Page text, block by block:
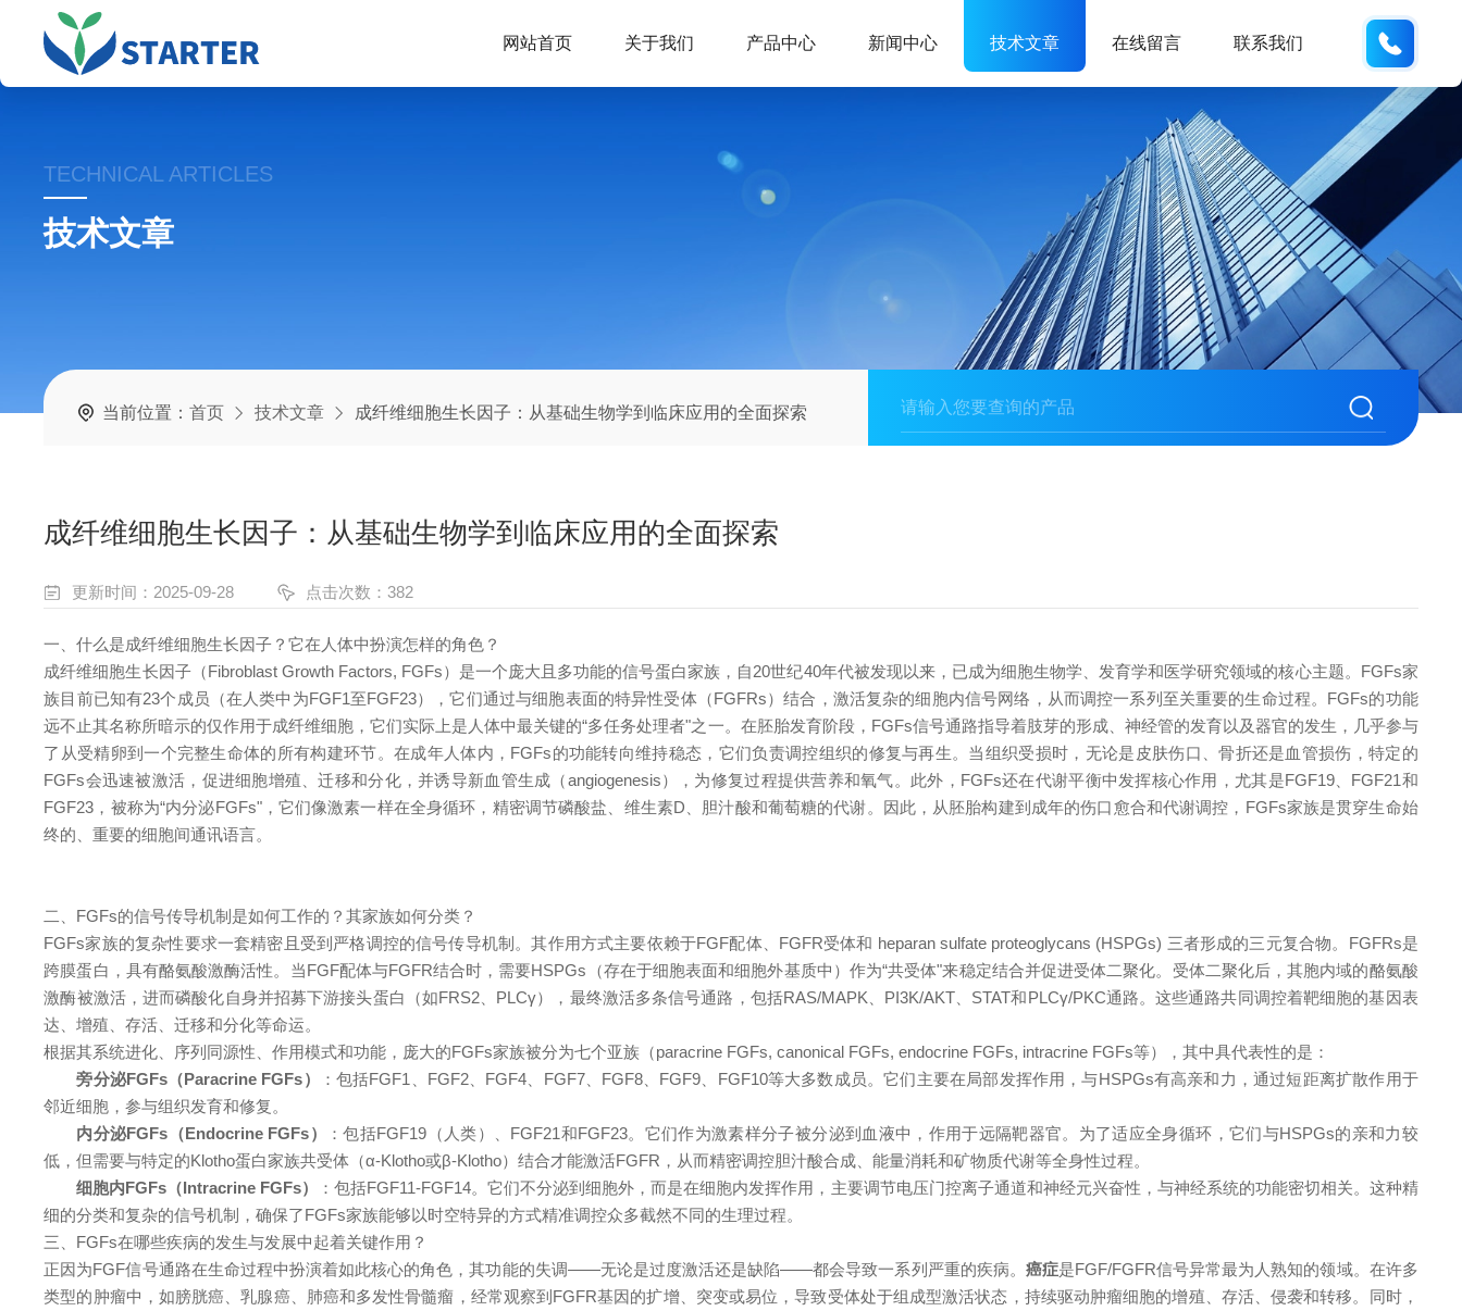
网站首页 关于我们 产品中心 新闻中心 技术文章 在线留言 联系我们
TECHNICAL ARTICLES
技术文章
当前位置：首页 技术文章 成纤维细胞生长因子：从基础生物学到临床应用的全面探索
成纤维细胞生长因子：从基础生物学到临床应用的全面探索
更新时间：2025-09-28 点击次数：382
一、什么是成纤维细胞生长因子？它在人体中扮演怎样的角色？
成纤维细胞生长因子（Fibroblast Growth Factors, FGFs）是一个庞大且多功能的信号蛋白家族，自20世纪40年代被发现以来，已成为细胞生物学、发育学和医学研究领域的核心主题。FGFs家
族目前已知有23个成员（在人类中为FGF1至FGF23），它们通过与细胞表面的特异性受体（FGFRs）结合，激活复杂的细胞内信号网络，从而调控一系列至关重要的生命过程。FGFs的功能
远不止其名称所暗示的仅作用于成纤维细胞，它们实际上是人体中最关键的“多任务处理者"之一。在胚胎发育阶段，FGFs信号通路指导着肢芽的形成、神经管的发育以及器官的发生，几乎参与
了从受精卵到一个完整生命体的所有构建环节。在成年人体内，FGFs的功能转向维持稳态，它们负责调控组织的修复与再生。当组织受损时，无论是皮肤伤口、骨折还是血管损伤，特定的
FGFs会迅速被激活，促进细胞增殖、迁移和分化，并诱导新血管生成（angiogenesis），为修复过程提供营养和氧气。此外，FGFs还在代谢平衡中发挥核心作用，尤其是FGF19、FGF21和
FGF23，被称为“内分泌FGFs"，它们像激素一样在全身循环，精密调节磷酸盐、维生素D、胆汁酸和葡萄糖的代谢。因此，从胚胎构建到成年的伤口愈合和代谢调控，FGFs家族是贯穿生命始
终的、重要的细胞间通讯语言。
二、FGFs的信号传导机制是如何工作的？其家族如何分类？
FGFs家族的复杂性要求一套精密且受到严格调控的信号传导机制。其作用方式主要依赖于FGF配体、FGFR受体和 heparan sulfate proteoglycans (HSPGs) 三者形成的三元复合物。FGFRs是
跨膜蛋白，具有酪氨酸激酶活性。当FGF配体与FGFR结合时，需要HSPGs（存在于细胞表面和细胞外基质中）作为“共受体"来稳定结合并促进受体二聚化。受体二聚化后，其胞内域的酪氨酸
激酶被激活，进而磷酸化自身并招募下游接头蛋白（如FRS2、PLCγ），最终激活多条信号通路，包括RAS/MAPK、PI3K/AKT、STAT和PLCγ/PKC通路。这些通路共同调控着靶细胞的基因表
达、增殖、存活、迁移和分化等命运。
根据其系统进化、序列同源性、作用模式和功能，庞大的FGFs家族被分为七个亚族（paracrine FGFs, canonical FGFs, endocrine FGFs, intracrine FGFs等），其中具代表性的是：
旁分泌FGFs（Paracrine FGFs）
：包括FGF1、FGF2、FGF4、FGF7、FGF8、FGF9、FGF10等大多数成员。它们主要在局部发挥作用，与HSPGs有高亲和力，通过短距离扩散作用于
邻近细胞，参与组织发育和修复。
内分泌FGFs（Endocrine FGFs）
：包括FGF19（人类）、FGF21和FGF23。它们作为激素样分子被分泌到血液中，作用于远隔靶器官。为了适应全身循环，它们与HSPGs的亲和力较
低，但需要与特定的Klotho蛋白家族共受体（α-Klotho或β-Klotho）结合才能激活FGFR，从而精密调控胆汁酸合成、能量消耗和矿物质代谢等全身性过程。
细胞内FGFs（Intracrine FGFs）
：包括FGF11-FGF14。它们不分泌到细胞外，而是在细胞内发挥作用，主要调节电压门控离子通道和神经元兴奋性，与神经系统的功能密切相关。这种精
细的分类和复杂的信号机制，确保了FGFs家族能够以时空特异的方式精准调控众多截然不同的生理过程。
三、FGFs在哪些疾病的发生与发展中起着关键作用？
正因为FGF信号通路在生命过程中扮演着如此核心的角色，其功能的失调——无论是过度激活还是缺陷——都会导致一系列严重的疾病。 癌症是FGF/FGFR信号异常最为人熟知的领域。在许多
类型的肿瘤中，如膀胱癌、乳腺癌、肺癌和多发性骨髓瘤，经常观察到FGFR基因的扩增、突变或易位，导致受体处于组成型激活状态，持续驱动肿瘤细胞的增殖、存活、侵袭和转移。同时，